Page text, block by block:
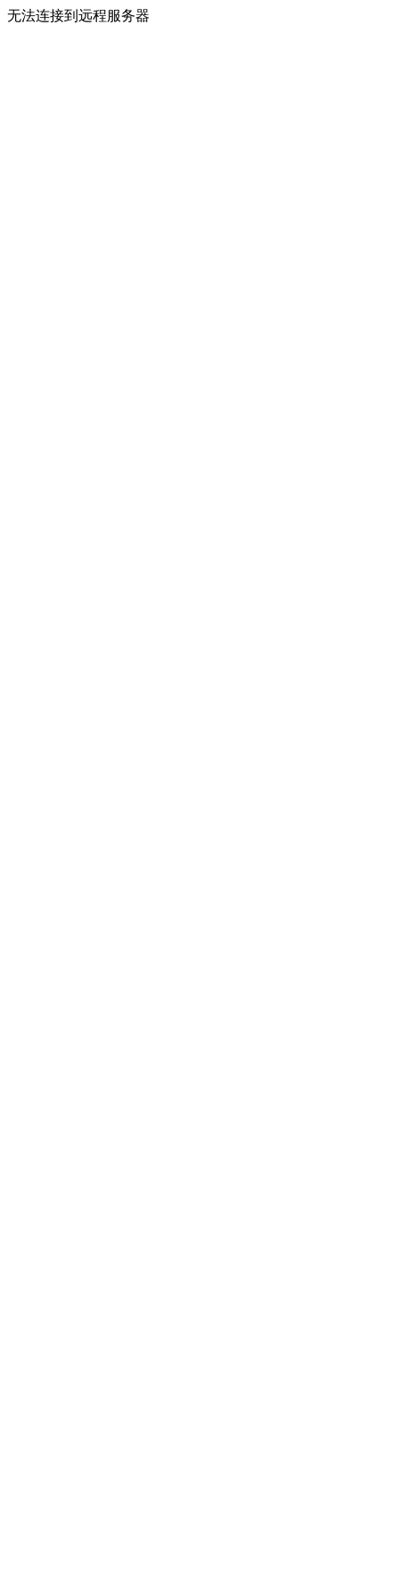
无法连接到远程服务器